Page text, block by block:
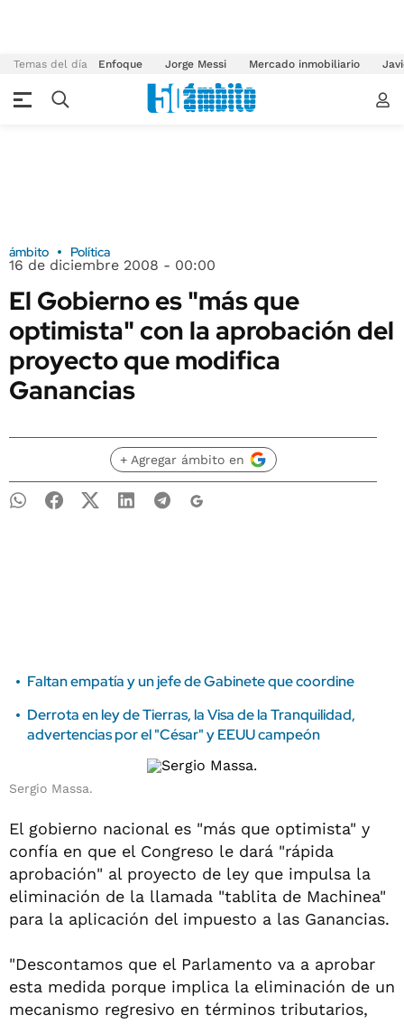
Temas del día Enfoque Jorge Messi Mercado inmobiliario
ámbito Política
16 de diciembre 2008 - 00:00
El Gobierno es "más que
optimista" con la aprobación del
proyecto que modifica
Ganancias
+ Agregar ámbito en
Faltan empatía y un jefe de Gabinete que coordine
Derrota en ley de Tierras, la Visa de la Tranquilidad,
advertencias por el "César" y EEUU campeón
Sergio Massa.
El gobierno nacional es "más que optimista" y
confía en que el Congreso le dará "rápida
aprobación" al proyecto de ley que impulsa la
eliminación de la llamada "tablita de Machinea"
para la aplicación del impuesto a las Ganancias.
"Descontamos que el Parlamento va a aprobar
esta medida porque implica la eliminación de un
mecanismo regresivo en términos tributarios,